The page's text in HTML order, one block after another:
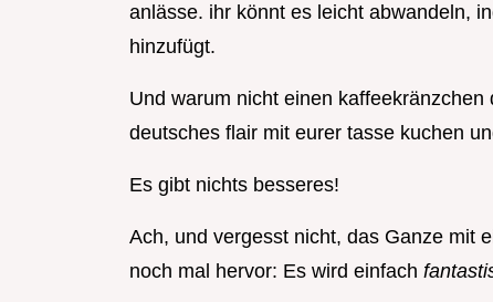
anlässe. ihr könnt es leicht abwandeln,
hinzufügt.
Und warum nicht einen
deutsches flair mit eurer tasse kuchen
Es gibt nichts besseres!
Ach, und vergesst nicht, das Ganze mit
noch mal hervor: Es wird einfach